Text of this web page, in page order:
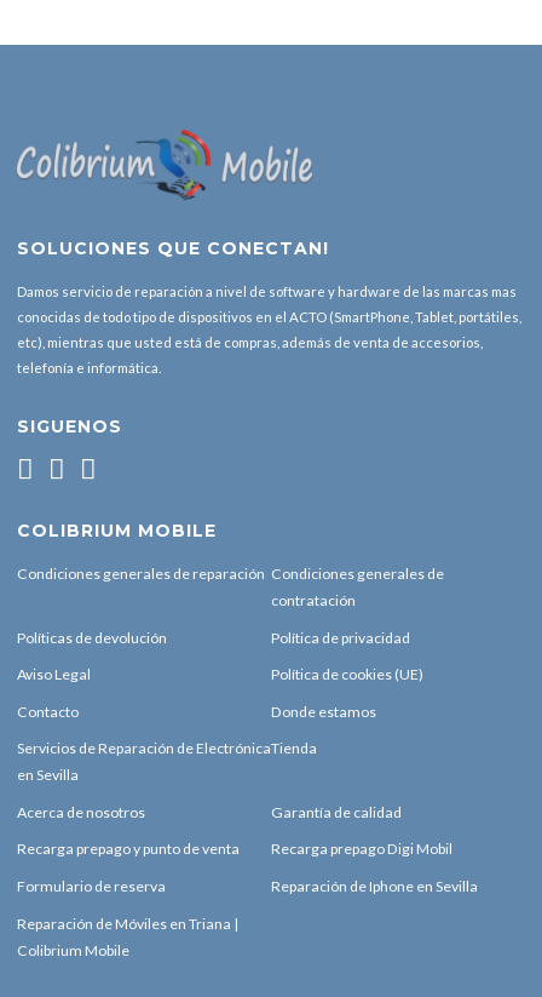
SOLUCIONES QUE CONECTAN!
Damos servicio de reparación a nivel de software y hardware de las marcas mas
conocidas de todo tipo de dispositivos en el ACTO (SmartPhone, Tablet, portátiles,
etc), mientras que usted está de compras, además de venta de accesorios,
telefonía e informática.
SIGUENOS
COLIBRIUM MOBILE
Condiciones generales de reparación Condiciones generales de
contratación
Políticas de devolución Política de privacidad
Aviso Legal Política de cookies (UE)
Contacto Donde estamos
Servicios de Reparación de Electrónica
en Sevilla
Tienda
Acerca de nosotros Garantía de calidad
Recarga prepago y punto de venta Recarga prepago Digi Mobil
Formulario de reserva Reparación de Iphone en Sevilla
Reparación de Móviles en Triana |
Colibrium Mobile